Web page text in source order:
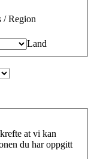
/ Region
Land
at vi kan
du har oppgitt